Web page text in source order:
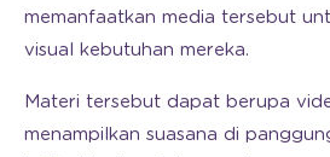
memanfaatkan media tersebut
visual kebutuhan mereka.
Materi tersebut dapat berupa
menampilkan suasana di